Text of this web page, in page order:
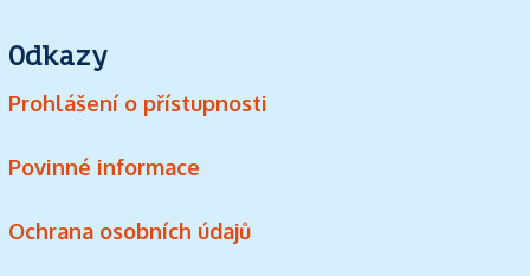
Odkazy
Prohlášení o přístupnosti
Povinné informace
Ochrana osobních údajů